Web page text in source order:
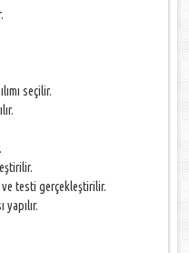
seçilir.
ve testi gerçekleştirilir.
yapılır.